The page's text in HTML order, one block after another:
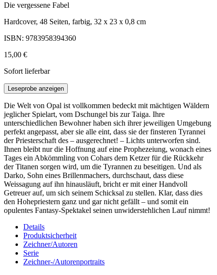
Die vergessene Fabel
Hardcover, 48 Seiten, farbig, 32 x 23 x 0,8 cm
ISBN: 9783958394360
15,00 €
Sofort lieferbar
Leseprobe anzeigen
Die Welt von Opal ist vollkommen bedeckt mit mächtigen Wäldern
jeglicher Spielart, vom Dschungel bis zur Taiga. Ihre
unterschiedlichen Bewohner haben sich ihrer jeweiligen Umgebung
perfekt angepasst, aber sie alle eint, dass sie der finsteren Tyrannei
der Priesterschaft des – ausgerechnet! – Lichts unterworfen sind.
Ihnen bleibt nur die Hoffnung auf eine Prophezeiung, wonach eines
Tages ein Abkömmling von Cohars dem Ketzer für die Rückkehr
der Titanen sorgen wird, um die Tyrannen zu beseitigen. Und als
Darko, Sohn eines Brillenmachers, durchschaut, dass diese
Weissagung auf ihn hinausläuft, bricht er mit einer Handvoll
Getreuer auf, um sich seinem Schicksal zu stellen. Klar, dass dies
den Hohepriestern ganz und gar nicht gefällt – und somit ein
opulentes Fantasy-Spektakel seinen unwiderstehlichen Lauf nimmt!
Details
Produktsicherheit
Zeichner/Autoren
Serie
Zeichner-/Autorenportraits